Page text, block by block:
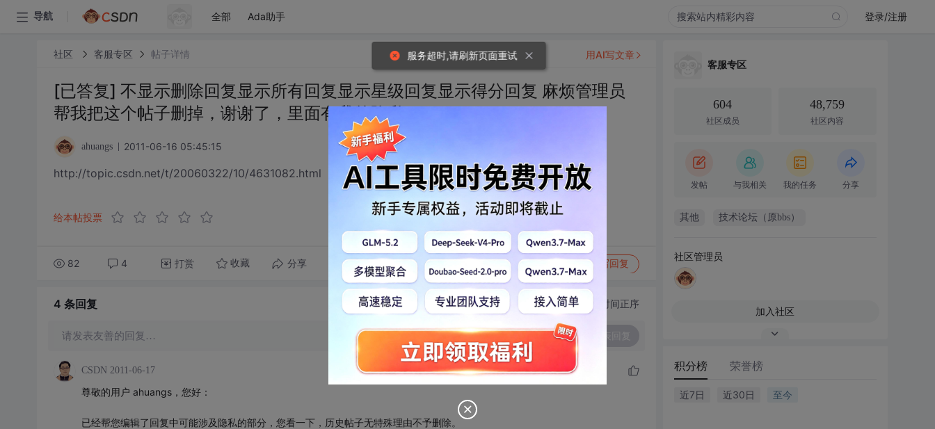
导航 全部 Ada助手 登录/注册
社区 客服专区 帖子详情
[已答复] 不显示删除回复显示所有回复显示星级回复显示得分回复 麻烦管理员
帮我把这个帖子删掉，谢谢了，里面有我的隐私。
ahuangs 2011-06-16 05:45:15
http://topic.csdn.net/t/20060322/10/4631082.html
给本帖投票
82 4 打赏 收藏 分享 转发到动态 举报 写回复
用AI写文章
4 条回复 切换为时间正序
请发表友善的回复…
CSDN 2011-06-17
尊敬的用户 ahuangs，您好：
已经帮您编辑了回复中可能涉及隐私的部分，您看一下，历史帖子无特殊理由不予删除。
客服专区
604
社区成员
48,759
社区内容
发帖 与我相关 我的任务 分享
其他 技术论坛（原bbs）
社区管理员
加入社区
积分榜 荣誉榜
近7日 近30日 至今
服务超时,请刷新页面重试